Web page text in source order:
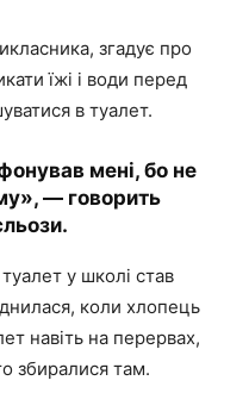
згадує про
їжі і води перед
в туалет.
мені, бо не
— говорить
у школі став
коли хлопець
навіть на перервах,
збиралися там.